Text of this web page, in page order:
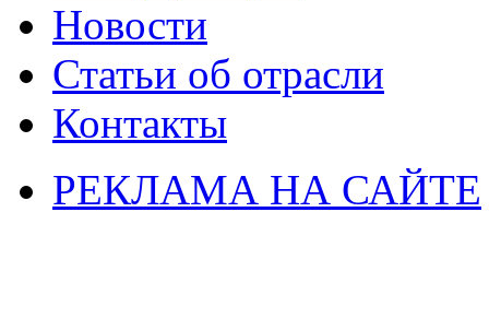
Новости
Статьи об отрасли
Контакты
РЕКЛАМА НА САЙТЕ